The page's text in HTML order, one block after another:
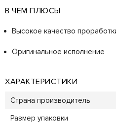
В ЧЕМ ПЛЮСЫ
Высокое качество
Оригинальное исполнение
ХАРАКТЕРИСТИКИ
Страна производитель
Размер упаковки